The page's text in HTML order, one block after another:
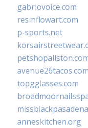
gabriovoice.com
resinflowart.com
p-sports.net
avenue26tacos.com
topgglasses.com
anneskitchen.org